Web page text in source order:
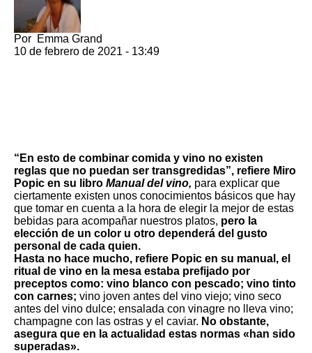
Por Emma Grand
10 de febrero de 2021 - 13:49
“En esto de combinar comida y vino no existen
reglas que no puedan ser transgredidas”, refiere Miro
Popic en su libro Manual del vino, para explicar que
ciertamente existen unos conocimientos básicos que hay
que tomar en cuenta a la hora de elegir la mejor de estas
bebidas para acompañar nuestros platos, pero la
elección de un color u otro dependerá del gusto
personal de cada quien.
Hasta no hace mucho, refiere Popic en su manual, el
ritual de vino en la mesa estaba prefijado por
preceptos como: vino blanco con pescado; vino tinto
con carnes; vino joven antes del vino viejo; vino seco
antes del vino dulce; ensalada con vinagre no lleva vino;
champagne con las ostras y el caviar. No obstante,
asegura que en la actualidad estas normas «han sido
superadas».